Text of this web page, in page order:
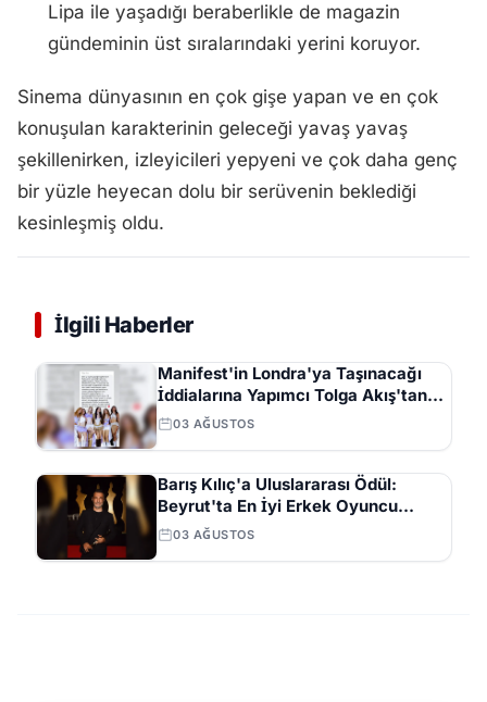
Lipa ile yaşadığı beraberlikle de magazin
gündeminin üst sıralarındaki yerini koruyor.
Sinema dünyasının en çok gişe yapan ve en çok
konuşulan karakterinin geleceği yavaş yavaş
şekillenirken, izleyicileri yepyeni ve çok daha genç
bir yüzle heyecan dolu bir serüvenin beklediği
kesinleşmiş oldu.
İlgili Haberler
Manifest'in Londra'ya Taşınacağı
İddialarına Yapımcı Tolga Akış'tan
Açıklama
03 AĞUSTOS
Barış Kılıç'a Uluslararası Ödül:
Beyrut'ta En İyi Erkek Oyuncu
Seçildi
03 AĞUSTOS